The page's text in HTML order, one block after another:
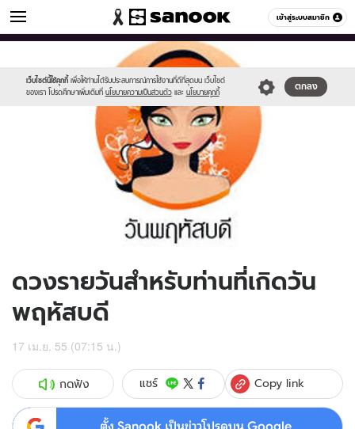
เข้าสู่ระบบสมาชิก
ดูดวง หมวดอื่นๆ
เว็บไซต์นี้ใช้คุกกี้ เพื่อให้ท่านได้รับประสบการณ์การใช้งานที่ดีที่สุดบน เว็บไซต์
ของเรา โปรดศึกษาเพิ่มเติมที่ นโยบายความเป็นส่วนตัว และ นโยบายคุกกี้
ตกลง
//s.isanook.com/sr/0/images/logo-
sanook.png
//s.isanook.com/ho/0/ud/5/28013/170-
ดวงรายวันสำหรับท่านที่เกิดวัน
พฤหัสบดี
17 เม.ย. 55 (07:15 น.)
กดฟัง แชร์ Copy link